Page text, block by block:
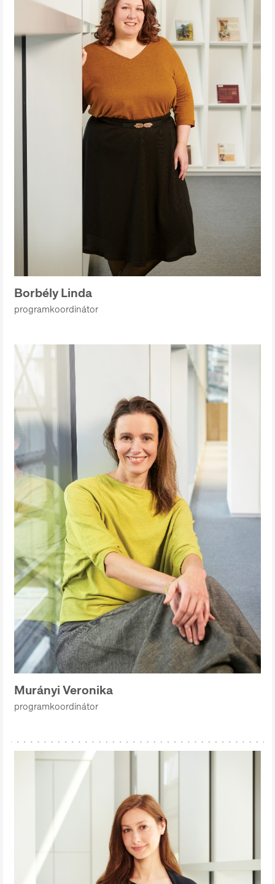
Borbély Linda
programkoordinátor
Murányi Veronika
programkoordinátor